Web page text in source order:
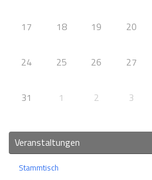
17 18 19 20
24 25 26 27
31 1 2 3
Veranstaltungen
Stammtisch